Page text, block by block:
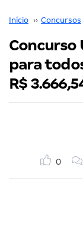
Início ›› Concursos
Concurso
para
R$
0